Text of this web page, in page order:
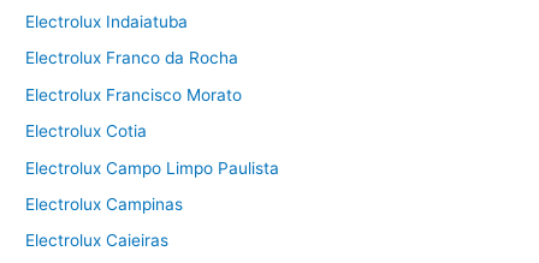
Electrolux Indaiatuba
Electrolux Franco da Rocha
Electrolux Francisco Morato
Electrolux Cotia
Electrolux Campo Limpo Paulista
Electrolux Campinas
Electrolux Caieiras